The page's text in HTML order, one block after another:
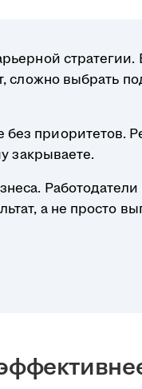
стратегии.
сложно выбрать
приоритетов.
закрываете.
а не просто